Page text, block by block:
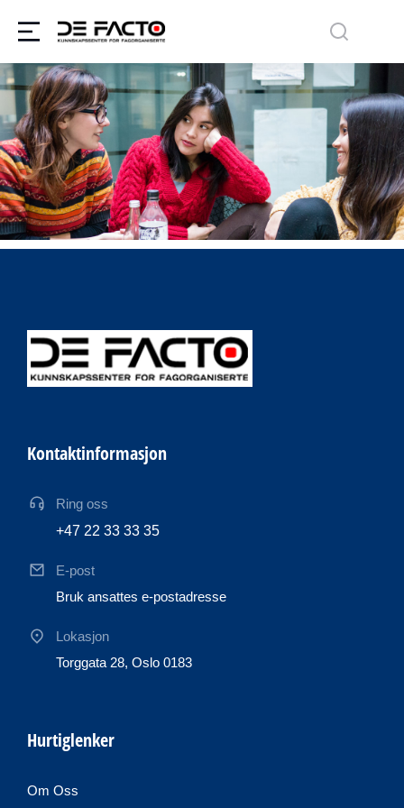
Kontaktinformasjon
Ring oss
+47 22 33 33 35
E-post
Bruk ansattes e-postadresse
Lokasjon
Torggata 28, Oslo 0183
Hurtiglenker
Om Oss